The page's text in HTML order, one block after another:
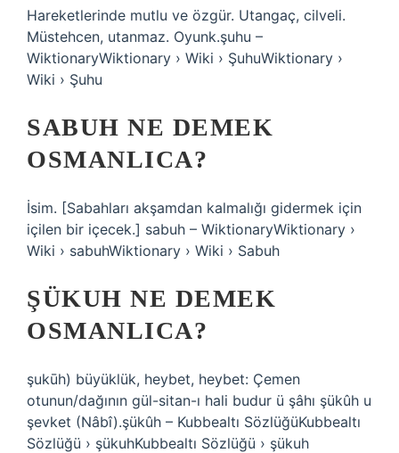
Hareketlerinde mutlu ve özgür. Utangaç, cilveli.
Müstehcen, utanmaz. Oyunk.şuhu –
WiktionaryWiktionary › Wiki › ŞuhuWiktionary ›
Wiki › Şuhu
SABUH NE DEMEK
OSMANLICA?
İsim. [Sabahları akşamdan kalmalığı gidermek için
içilen bir içecek.] sabuh – WiktionaryWiktionary ›
Wiki › sabuhWiktionary › Wiki › Sabuh
ŞÜKUH NE DEMEK
OSMANLICA?
şukūh) büyüklük, heybet, heybet: Çemen
otunun/dağının gül-sitan-ı hali budur ü şâhı şükûh u
şevket (Nâbî).şükûh – Kubbealtı SözlüğüKubbealtı
Sözlüğü › şükuhKubbealtı Sözlüğü › şükuh